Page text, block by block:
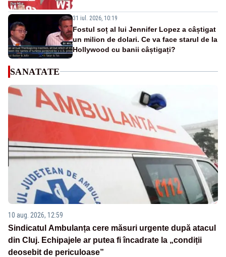
31 iul. 2026, 10:19
Fostul soț al lui Jennifer Lopez a câștigat
un milion de dolari. Ce va face starul de la
Hollywood cu banii câștigați?
SANATATE
10 aug. 2026, 12:59
Sindicatul Ambulanța cere măsuri urgente după atacul
din Cluj. Echipajele ar putea fi încadrate la „condiții
deosebit de periculoase”